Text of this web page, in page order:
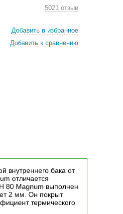
5021 отзыв
Добавить в избранное
Добавить к сравнению
внутреннего бака от
отличается
80 Magnum выполнен
2 мм. Он покрыт
термического